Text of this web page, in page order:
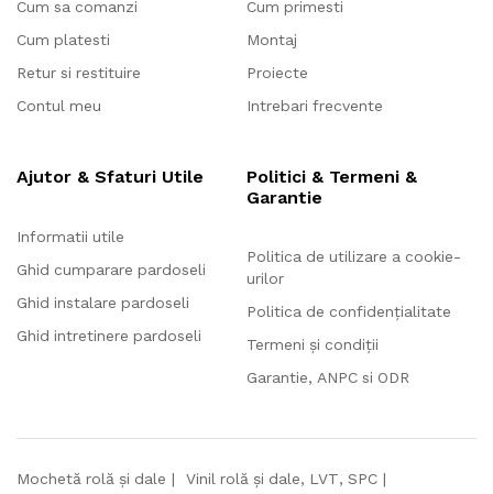
Cum sa comanzi
Cum platesti
Retur si restituire
Contul meu
Cum primesti
Montaj
Proiecte
Intrebari frecvente
Ajutor & Sfaturi Utile
Informatii utile
Ghid cumparare pardoseli
Ghid instalare pardoseli
Ghid intretinere pardoseli
Politici & Termeni &
Garantie
Politica de utilizare a cookie-
urilor
Politica de confidențialitate
Termeni și condiții
Garantie, ANPC si ODR
Mochetă rolă și dale Vinil rolă și dale, LVT, SPC